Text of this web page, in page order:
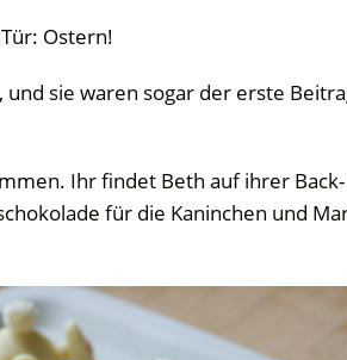
Ostern!
sie waren sogar der erste
Ihr findet Beth auf ihrer
für die Kaninchen und